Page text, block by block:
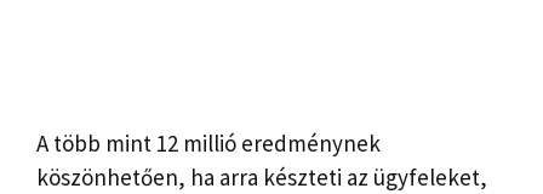
A több mint 12 millió eredménynek
köszönhetően, ha arra készteti az ügyfeleket,